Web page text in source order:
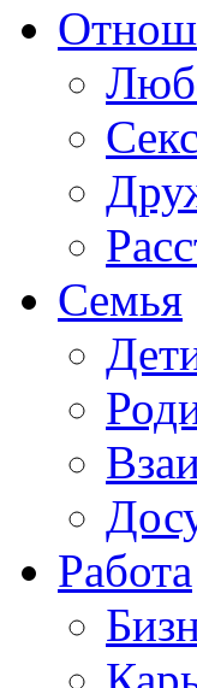
Секс
Семья
Работа